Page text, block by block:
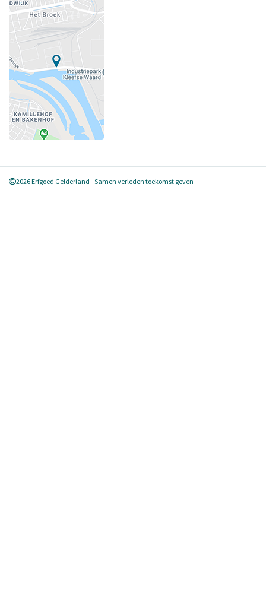
2026 Erfgoed Gelderland - Samen verleden toekomst geven